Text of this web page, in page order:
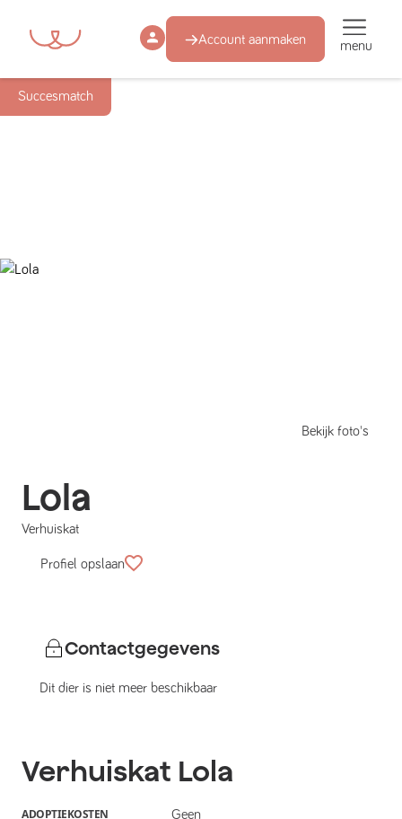
Account aanmaken menu
Succesmatch
Bekijk foto's
Lola
Verhuiskat
Profiel opslaan
Contactgegevens
Dit dier is niet meer beschikbaar
Verhuiskat Lola
ADOPTIEKOSTEN Geen